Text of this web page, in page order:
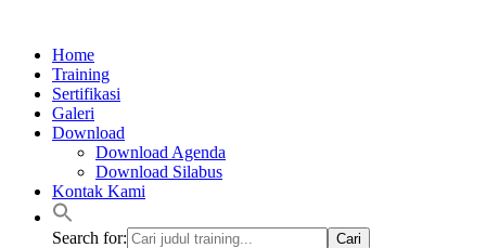
kontenHome
Training
Sertifikasi
Galeri
Download
Download Agenda
Download Silabus
Kontak Kami
Search for: